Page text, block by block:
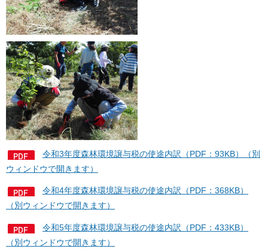
令和3年度森林環境譲与税の使途内訳（PDF：93KB）（別
ウィンドウで開きます）
令和4年度森林環境譲与税の使途内訳（PDF：368KB）
（別ウィンドウで開きます）
令和5年度森林環境譲与税の使途内訳（PDF：433KB）
（別ウィンドウで開きます）